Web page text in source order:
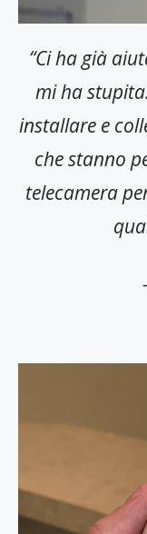
“Ci ha già
mi ha
installare e
che stanno
telecamera